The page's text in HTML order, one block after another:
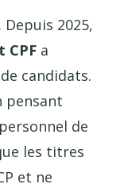
2025,
CPF a
candidats.
pensant
de
les titres
et ne